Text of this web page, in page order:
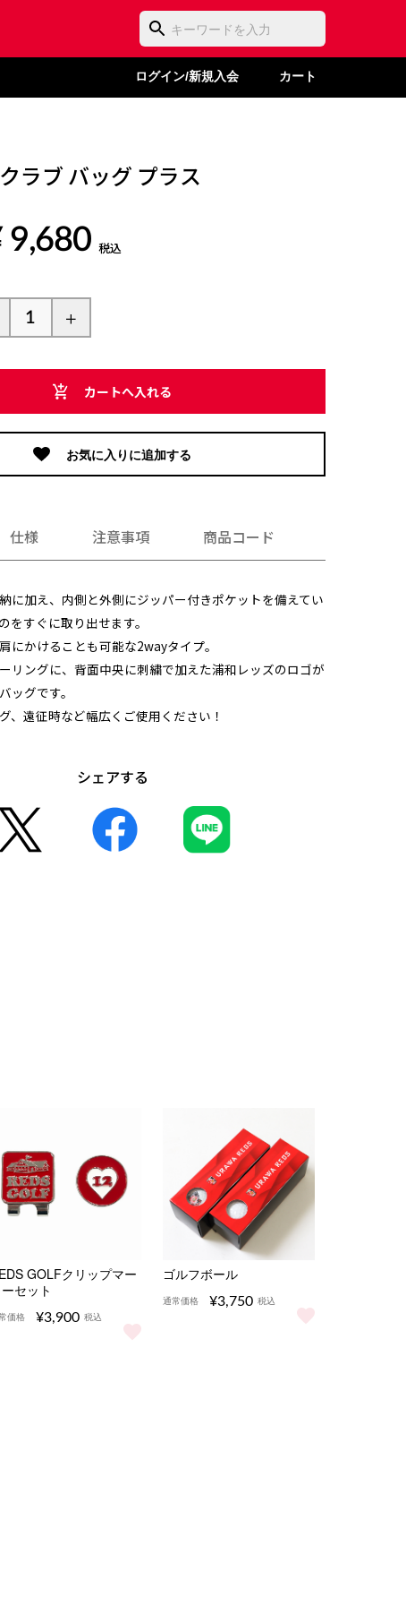
ログイン/新規入会 カート
ラブ バッグ プラス
9,680 税込
カートへ入れる
お気に入りに追加する
仕様 注意事項 商品コード
に加え、内側と外側にジッパー付きポケットを備えてい
をすぐに取り出せます。
にかけることも可能な2wayタイプ。
リングに、背面中央に刺繍で加えた浦和レッズのロゴが
ッグです。
、遠征時など幅広くご使用ください！
シェアする
もっと見る
GOLFクリップマー
セット
価格 ¥3,900 税込
GOLFクリップマーカーセット をもっと見る
ゴルフボール
通常価格 ¥3,750 税込
ゴルフボール をもっと見る